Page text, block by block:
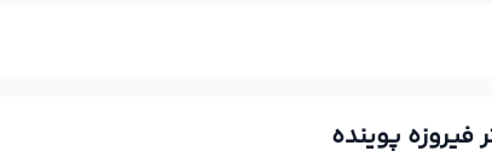
فیروزه پوینده